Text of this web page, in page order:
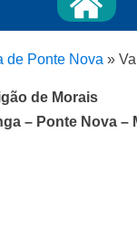
de Ponte Nova »
de Morais
– Ponte Nova –